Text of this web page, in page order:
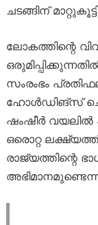
ചടങ്ങിന്
ലോകത്തിന്റെ
സംരംഭം
ഹോള്‍ഡിങ്‌സ്
ഷംഷീര്‍ വയലില്‍
ഒരൊറ്റ
രാജ്യത്തിന്റെ